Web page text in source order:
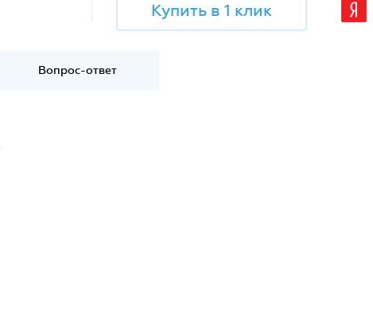
Купить в 1 клик
Вопрос-ответ